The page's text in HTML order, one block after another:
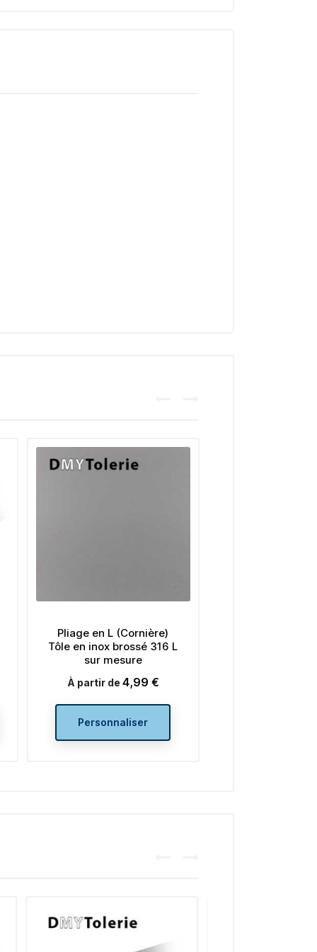
Pliage en L (Cornière)
Tôle en inox brossé 316 L
sur mesure
À partir de Prix
4,99 €
Personnaliser